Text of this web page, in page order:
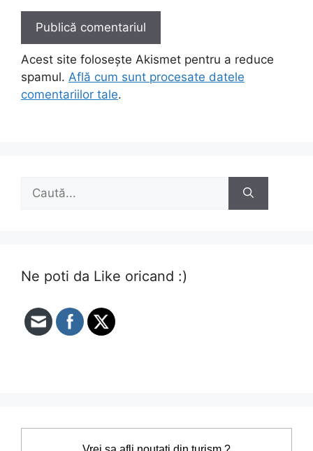
Acest site folosește Akismet pentru a reduce
spamul. Află cum sunt procesate datele
comentariilor tale.
Caută
Ne poti da Like oricand :)